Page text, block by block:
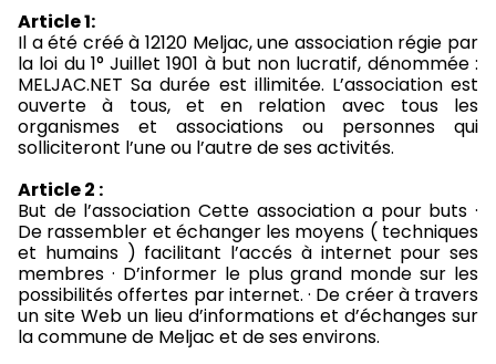
Article 1:
Il a été créé à 12120 Meljac, une association régie par
la loi du 1° Juillet 1901 à but non lucratif, dénommée :
MELJAC.NET Sa durée est illimitée. L’association est
ouverte à tous, et en relation avec tous les
organismes et associations ou personnes qui
solliciteront l’une ou l’autre de ses activités.
Article 2 :
But de l’association Cette association a pour buts ·
De rassembler et échanger les moyens ( techniques
et humains ) facilitant l’accés à internet pour ses
membres · D’informer le plus grand monde sur les
possibilités offertes par internet. · De créer à travers
un site Web un lieu d’informations et d’échanges sur
la commune de Meljac et de ses environs.